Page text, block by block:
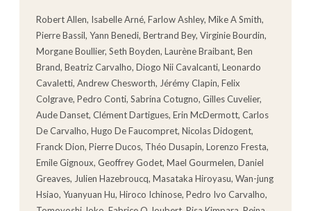
Robert Allen, Isabelle Arné, Farlow Ashley, Mike A Smith,
Pierre Bassil, Yann Benedi, Bertrand Bey, Virginie Bourdin,
Morgane Boullier, Seth Boyden, Laurène Braibant, Ben
Brand, Beatriz Carvalho, Diogo Nii Cavalcanti, Leonardo
Cavaletti, Andrew Chesworth, Jérémy Clapin, Felix
Colgrave, Pedro Conti, Sabrina Cotugno, Gilles Cuvelier,
Aude Danset, Clément Dartigues, Erin McDermott, Carlos
De Carvalho, Hugo De Faucompret, Nicolas Didogent,
Franck Dion, Pierre Ducos, Théo Dusapin, Lorenzo Fresta,
Emile Gignoux, Geoffrey Godet, Mael Gourmelen, Daniel
Greaves, Julien Hazebroucq, Masataka Hiroyasu, Wan-jung
Hsiao, Yuanyuan Hu, Hiroco Ichinose, Pedro Ivo Carvalho,